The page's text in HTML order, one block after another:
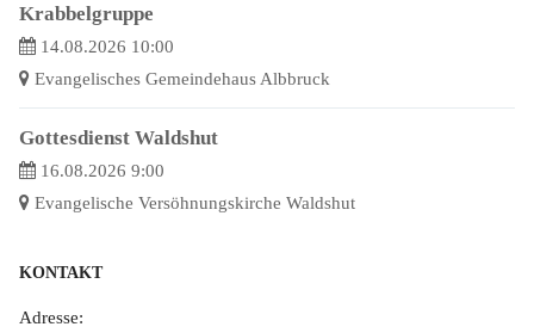
Krabbelgruppe
14.08.2026 10:00
Evangelisches Gemeindehaus Albbruck
Gottesdienst Waldshut
16.08.2026 9:00
Evangelische Versöhnungskirche Waldshut
KONTAKT
Adresse: